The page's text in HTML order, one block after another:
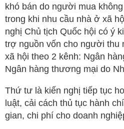
khó bán do người mua
trong khi nhu cầu nhà ở xã
nghị Chủ tịch Quốc hội có ý
trợ nguồn vốn cho người thu
xã hội theo 2 kênh: Ngân
Ngân hàng thương mại do
Thứ tư là kiến nghị tiếp tục
luật, cải cách thủ tục hành
gian, chi phí cho doanh